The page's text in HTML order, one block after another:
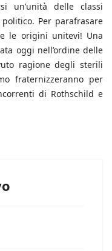
un’unità delle classi
Per parafrasare
le origini unitevi! Una
oggi nell’ordine delle
ragione degli sterili
fraternizzeranno per
di Rothschild e